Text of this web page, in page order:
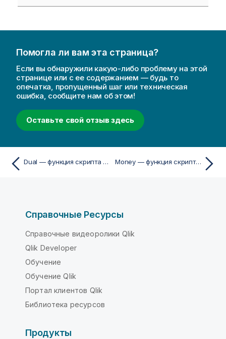
Помогла ли вам эта страница?
Если вы обнаружили какую-либо проблему на этой
странице или с ее содержанием — будь то
опечатка, пропущенный шаг или техническая
ошибка, сообщите нам об этом!
Оставьте свой отзыв здесь
Dual — функция скриптa и диаграммы Money — функция скриптa и диаграммы
Справочные Ресурсы
Справочные видеоролики Qlik
Qlik Developer
Обучение
Обучение Qlik
Портал клиентов Qlik
Библиотека ресурсов
Продукты